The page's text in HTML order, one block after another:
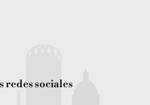
redes sociales